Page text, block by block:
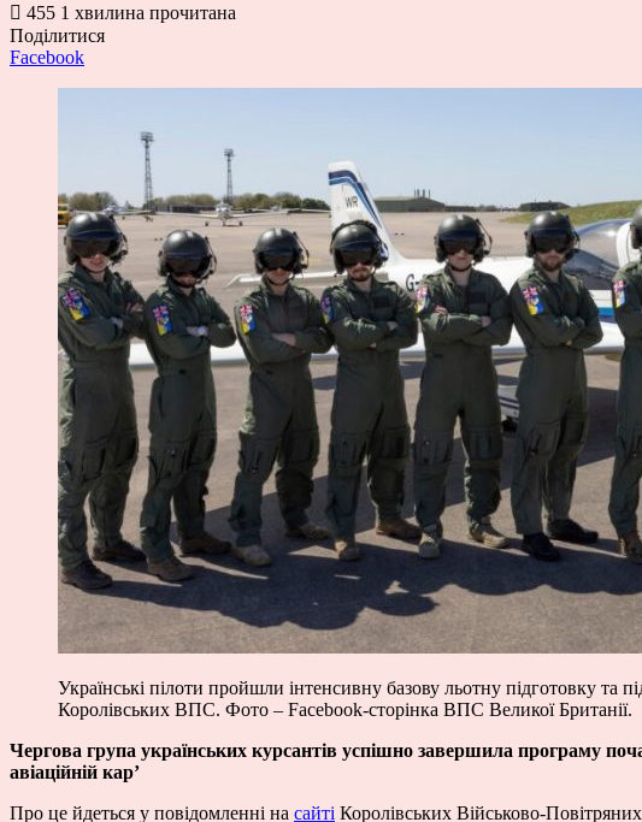
455 1 хвилина прочитана
Поділитися
Facebook
Українські пілоти пройшли інтенсивну базову льотну підготовку та
Королівських ВПС. Фото – Facebook-сторінка ВПС Великої Британії.
Чергова група українських курсантів успішно завершила програму
авіаційній кар’
Про це йдеться у повідомленні на сайті Королівських Військово-